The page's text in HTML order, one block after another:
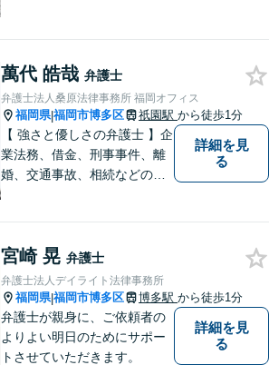
等複数士業の知識が必要な案
件を一括して対応。九州トッ
プクラスの豊富な実績。
萬代 皓哉 弁護士
弁護士法人桑原法律事務所 福岡オフィス
福岡県|福岡市博多区 祇園駅 から徒歩1分
【 強さと優しさの弁護士 】企
業法務、借金、刑事事件、離
婚、交通事故、相続などのご
なリーガルサービスを提供い
たします。
詳細を見
る
宮崎 晃 弁護士
弁護士法人デイライト法律事務所
福岡県|福岡市博多区 博多駅 から徒歩1分
弁護士が親身に、ご依頼者の
よりよい明日のためにサポー
トさせていただきます。
詳細を見
る